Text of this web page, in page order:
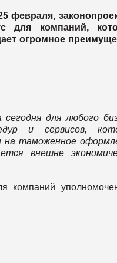
февраля,
для компаний,
огромное
для любого
и сервисов,
на таможенное
внешне
компаний